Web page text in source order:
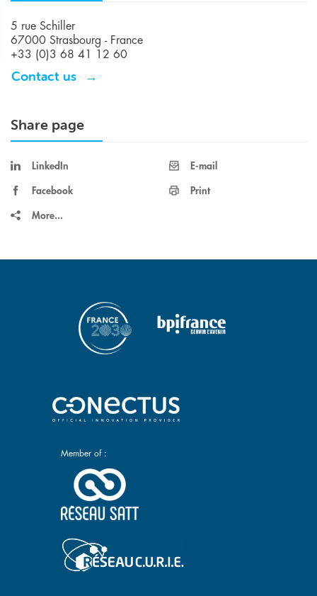
5 rue Schiller
67000 Strasbourg - France
+33 (0)3 68 41 12 60
Contact us
Share page
LinkedIn E-mail
Facebook Print
More...
Member of :